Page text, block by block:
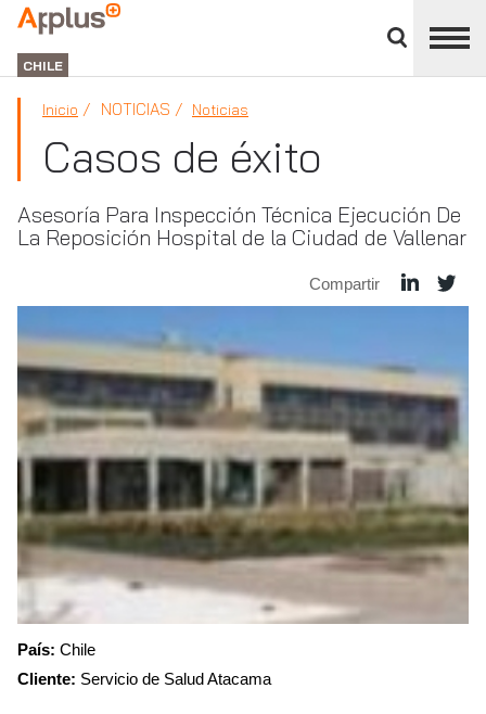
panel
APPLUS+
GROUP
CHILE
Inicio NOTICIAS Noticias
Casos de éxito
Asesoría Para Inspección Técnica Ejecución De
La Reposición Hospital de la Ciudad de Vallenar
Compartir
País: Chile
Cliente: Servicio de Salud Atacama